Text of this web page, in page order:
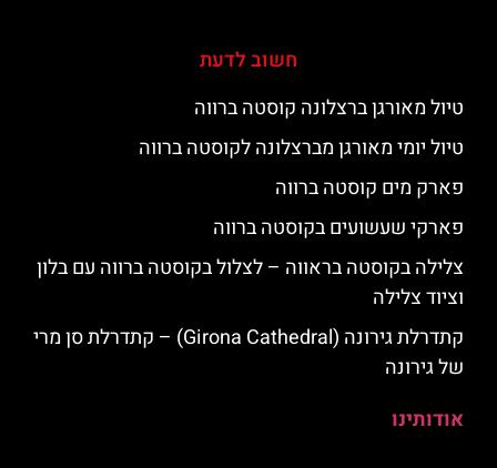
חשוב לדעת
טיול מאורגן ברצלונה קוסטה ברווה
טיול יומי מאורגן מברצלונה לקוסטה ברווה
פארק מים קוסטה ברווה
פארקי שעשועים בקוסטה ברווה
צלילה בקוסטה בראווה – לצלול בקוסטה ברווה עם בלון
וציוד צלילה
קתדרלת גירונה (Girona Cathedral) – קתדרלת סן מרי
של גירונה
אודותינו